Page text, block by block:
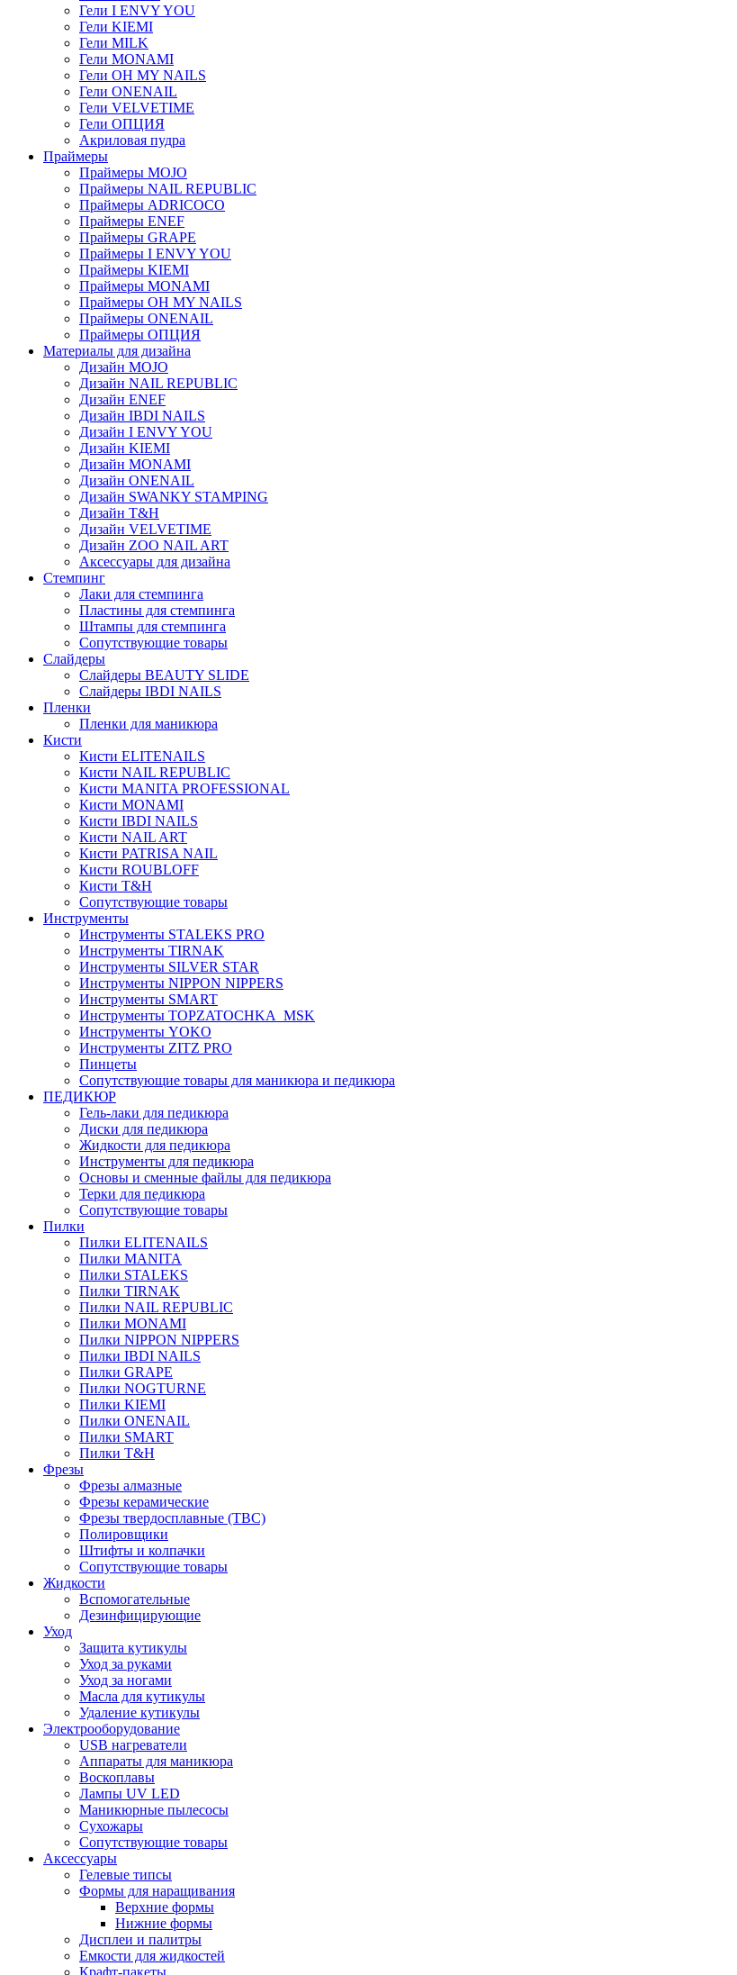
Гели I ENVY YOU
Гели KIEMI
Гели MILK
Гели MONAMI
Гели OH MY NAILS
Гели ONENAIL
Гели VELVETIME
Гели ОПЦИЯ
Акриловая пудра
Праймеры
Праймеры MOJO
Праймеры NAIL REPUBLIC
Праймеры ADRICOCO
Праймеры ENEF
Праймеры GRAPE
Праймеры I ENVY YOU
Праймеры KIEMI
Праймеры MONAMI
Праймеры OH MY NAILS
Праймеры ONENAIL
Праймеры ОПЦИЯ
Материалы для дизайна
Дизайн MOJO
Дизайн NAIL REPUBLIC
Дизайн ENEF
Дизайн IBDI NAILS
Дизайн I ENVY YOU
Дизайн KIEMI
Дизайн MONAMI
Дизайн ONENAIL
Дизайн SWANKY STAMPING
Дизайн T&H
Дизайн VELVETIME
Дизайн ZOO NAIL ART
Аксессуары для дизайна
Стемпинг
Лаки для стемпинга
Пластины для стемпинга
Штампы для стемпинга
Сопутствующие товары
Слайдеры
Слайдеры BEAUTY SLIDE
Слайдеры IBDI NAILS
Пленки
Пленки для маникюра
Кисти
Кисти ELITENAILS
Кисти NAIL REPUBLIC
Кисти MANITA PROFESSIONAL
Кисти MONAMI
Кисти IBDI NAILS
Кисти NAIL ART
Кисти PATRISA NAIL
Кисти ROUBLOFF
Кисти T&H
Сопутствующие товары
Инструменты
Инструменты STALEKS PRO
Инструменты TIRNAK
Инструменты SILVER STAR
Инструменты NIPPON NIPPERS
Инструменты SMART
Инструменты TOPZATOCHKA_MSK
Инструменты YOKO
Инструменты ZITZ PRO
Пинцеты
Сопутствующие товары для маникюра и педикюра
ПЕДИКЮР
Гель-лаки для педикюра
Диски для педикюра
Жидкости для педикюра
Инструменты для педикюра
Основы и сменные файлы для педикюра
Терки для педикюра
Сопутствующие товары
Пилки
Пилки ELITENAILS
Пилки MANITA
Пилки STALEKS
Пилки TIRNAK
Пилки NAIL REPUBLIC
Пилки MONAMI
Пилки NIPPON NIPPERS
Пилки IBDI NAILS
Пилки GRAPE
Пилки NOGTURNE
Пилки KIEMI
Пилки ONENAIL
Пилки SMART
Пилки T&H
Фрезы
Фрезы алмазные
Фрезы керамические
Фрезы твердосплавные (ТВС)
Полировщики
Штифты и колпачки
Сопутствующие товары
Жидкости
Вспомогательные
Дезинфицирующие
Уход
Защита кутикулы
Уход за руками
Уход за ногами
Масла для кутикулы
Удаление кутикулы
Электрооборудование
USB нагреватели
Аппараты для маникюра
Воскоплавы
Лампы UV LED
Маникюрные пылесосы
Сухожары
Сопутствующие товары
Аксессуары
Гелевые типсы
Формы для наращивания
Верхние формы
Нижние формы
Дисплеи и палитры
Емкости для жидкостей
Крафт-пакеты